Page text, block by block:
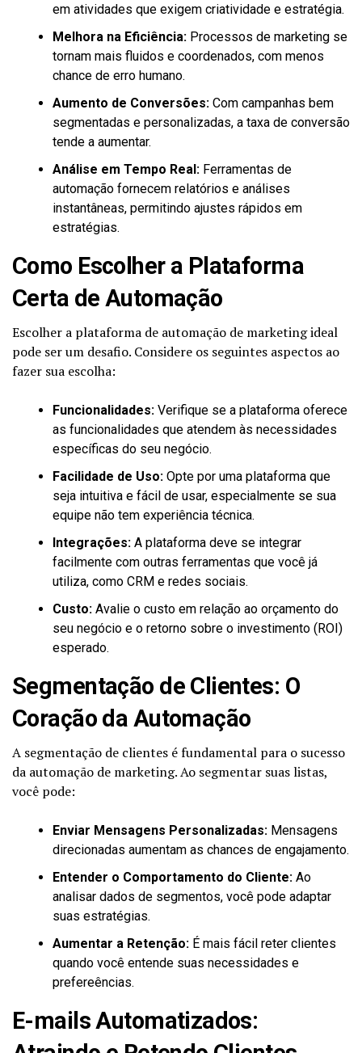
em atividades que exigem criatividade e estratégia.
Melhora na Eficiência: Processos de marketing se
tornam mais fluidos e coordenados, com menos
chance de erro humano.
Aumento de Conversões: Com campanhas bem
segmentadas e personalizadas, a taxa de conversão
tende a aumentar.
Análise em Tempo Real: Ferramentas de
automação fornecem relatórios e análises
instantâneas, permitindo ajustes rápidos em
estratégias.
Como Escolher a Plataforma
Certa de Automação
Escolher a plataforma de automação de marketing ideal
pode ser um desafio. Considere os seguintes aspectos ao
fazer sua escolha:
Funcionalidades: Verifique se a plataforma oferece
as funcionalidades que atendem às necessidades
específicas do seu negócio.
Facilidade de Uso: Opte por uma plataforma que
seja intuitiva e fácil de usar, especialmente se sua
equipe não tem experiência técnica.
Integrações: A plataforma deve se integrar
facilmente com outras ferramentas que você já
utiliza, como CRM e redes sociais.
Custo: Avalie o custo em relação ao orçamento do
seu negócio e o retorno sobre o investimento (ROI)
esperado.
Segmentação de Clientes: O
Coração da Automação
A segmentação de clientes é fundamental para o sucesso
da automação de marketing. Ao segmentar suas listas,
você pode:
Enviar Mensagens Personalizadas: Mensagens
direcionadas aumentam as chances de engajamento.
Entender o Comportamento do Cliente: Ao
analisar dados de segmentos, você pode adaptar
suas estratégias.
Aumentar a Retenção: É mais fácil reter clientes
quando você entende suas necessidades e
prefereências.
E-mails Automatizados: